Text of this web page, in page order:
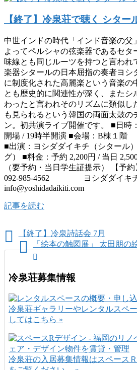
【終了】冷泉荘で聴く シター
中世インドの時代「インド音楽の父
よってペルシャの弦楽器であるセタ
味線とも同じルーツを持つと言われ
楽器シタールの日本屈指の奏者ヨシ
に制度化された高麗楽という音楽の
とも歴史的に関連性が深く、またシ
わったと言われそのリズムに類似し
も見られるという韓国の両面太鼓の
ン。初共演ライブ開催です。 ■日時
開場 / 19時半開演 ■会場：B棟１階
■出演：ヨシダダイキチ（シタール
グ） ■料金：予約 2,200円 / 当日
（要予約・当日学生証提示） 【予
092-985-4562 ヨシダダイキチ
info@yoshidadaikiti.com
記事を読む
【終了】冷泉詩話会 7月
「絵本の触図展」 太田朋
冷泉荘募集情報
冷泉荘ギャラリーやレンタルスペ
してはこちら »
冷泉荘の入居募集情報はスペース